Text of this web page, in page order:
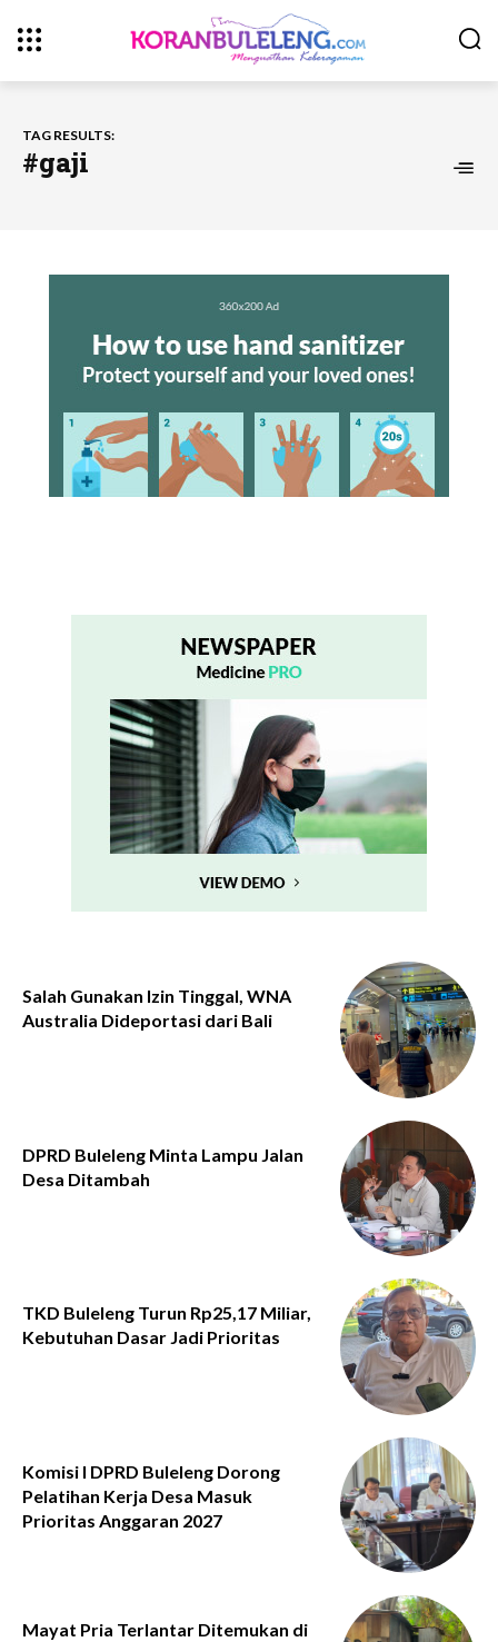
TAG RESULTS:
#gaji
Salah Gunakan Izin Tinggal, WNA
Australia Dideportasi dari Bali
DPRD Buleleng Minta Lampu Jalan
Desa Ditambah
TKD Buleleng Turun Rp25,17 Miliar,
Kebutuhan Dasar Jadi Prioritas
Komisi I DPRD Buleleng Dorong
Pelatihan Kerja Desa Masuk
Prioritas Anggaran 2027
Mayat Pria Terlantar Ditemukan di